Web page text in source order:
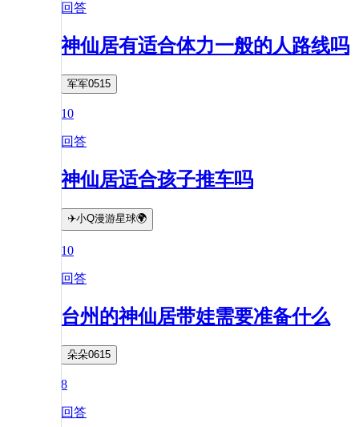
回答
神仙居有适合体力一般的人路线吗
军军0515
10
回答
神仙居适合孩子推车吗
✈️小Q漫游星球🌍
10
回答
台州的神仙居带娃需要准备什么
朵朵0615
8
回答